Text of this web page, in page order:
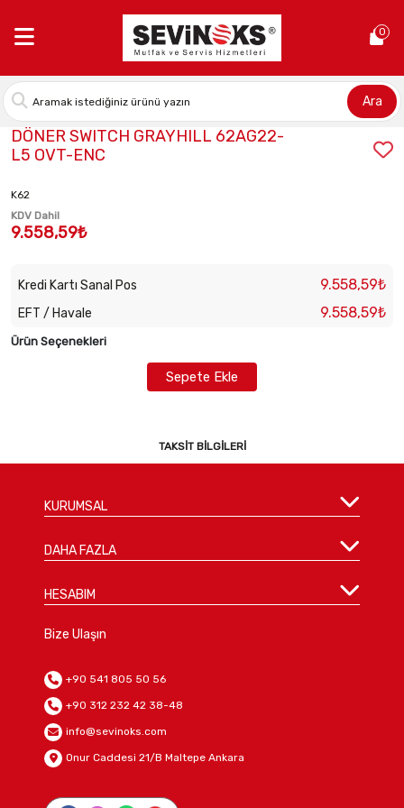
0
Ara
Stok Kodu:2010170017
DÖNER SWITCH GRAYHILL 62AG22-
L5 OVT-ENC
K62
KDV Dahil
9.558,59₺
Kredi Kartı Sanal Pos 9.558,59₺
EFT / Havale 9.558,59₺
Ürün Seçenekleri
Sepete Ekle
TAKSIT BILGILERI
KURUMSAL
DAHA FAZLA
HESABIM
Bize Ulaşın
+90 541 805 50 56
+90 312 232 42 38-48
info@sevinoks.com
Onur Caddesi 21/B Maltepe Ankara